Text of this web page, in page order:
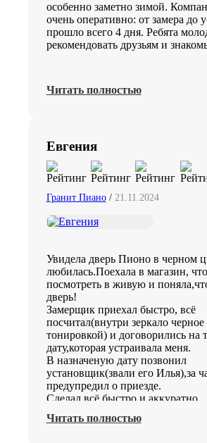
особенно заметно зимой.
очень оперативно: от замера до
прошло всего 4 дня. Ребята
рекомендовать друзьям и
Читать полностью
Евгения
Гранит Пиано/ 21.11.2024
Увидела дверь Пионо в черном
любилась.Поехала в магазин,
посмотреть в живую и
дверь!
Замерщик приехал быстро, всё
посчитал(внутри зеркало черное
тонировкой) и договорились на
дату,которая устраивала меня.
В назначеную дату позвонил
установщик(звали его Илья),за
предупредил о приезде.
Сделал всё быстро и аккуратно.
Гранит.
Читать полностью